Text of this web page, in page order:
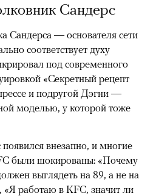
Сандерс
Сандерса — основателя сети
соответствует духу
под современного
«Секретный рецепт
и подругой Дэгни —
моделью, у которой тоже
внезапно, и многие
были шокированы: «Почему
выглядеть на 89, а не на
работаю в KFC, значит ли